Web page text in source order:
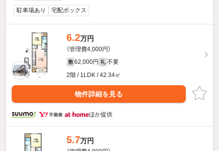
駐車場あり 宅配ボックス
6.2万円
（管理費4,000円）
敷 62,000円 礼 不要
2階 / 1LDK / 42.34㎡
物件詳細を見る
ほか提供
5.7万円